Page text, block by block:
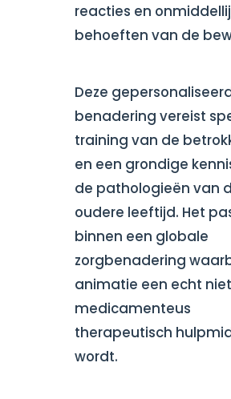
reacties en
behoeften van de
Deze
benadering vereist
training van de
en een grondige
de pathologieën van
oudere leeftijd. Het
binnen een globale
zorgbenadering
animatie een echt
medicamenteus
therapeutisch
wordt.